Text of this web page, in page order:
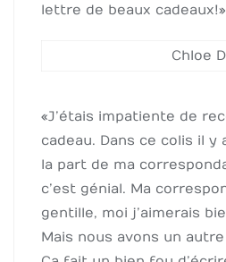
lettre de beaux cadeaux ! »
Chloe
« J’étais impatiente de
cadeau. Dans ce colis il
la part de ma
c’est génial. Ma
gentille, moi j’aimerais
Mais nous avons un